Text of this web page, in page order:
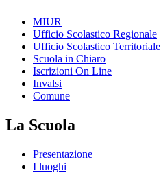
MIUR
Ufficio Scolastico Regionale
Ufficio Scolastico Territoriale
Scuola in Chiaro
Iscrizioni On Line
Invalsi
Comune
La Scuola
Presentazione
I luoghi